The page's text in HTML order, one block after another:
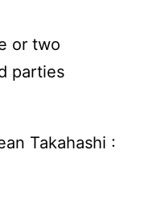
or two
parties
Takahashi :